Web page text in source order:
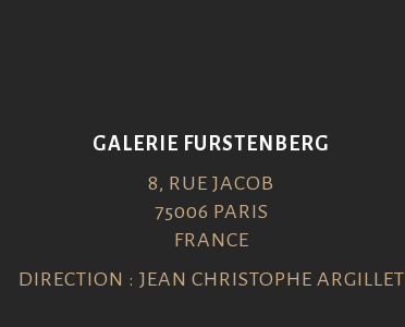
GALERIE FURSTENBERG
8, RUE JACOB
75006 PARIS
FRANCE
DIRECTION : JEAN CHRISTOPHE ARGILLET